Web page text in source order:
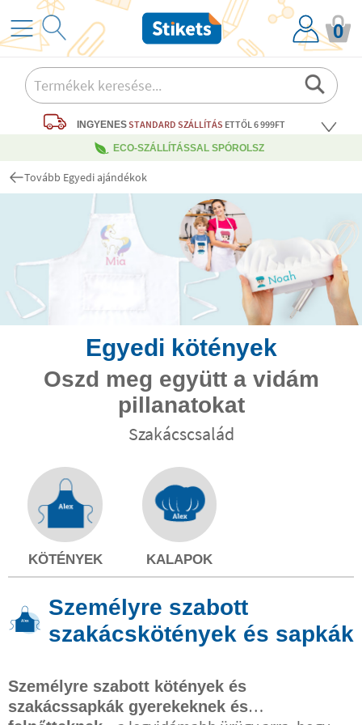
0
INGYENESSTANDARD SZÁLLÍTÁS ETTŐL 6 999FT
ECO-SZÁLLÍTÁSSAL SPÓROLSZ
Tovább Egyedi ajándékok
Egyedi kötények
Oszd meg együtt a vidám
pillanatokat
Szakácscsalád
KÖTÉNYEK KALAPOK
Személyre szabott
szakácskötények és sapkák
Személyre szabott kötények és
szakácssapkák gyerekeknek és